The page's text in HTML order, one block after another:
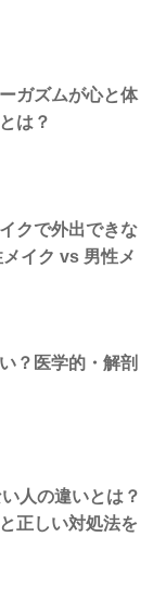
ガズムが心と体
は？
クで外出できな
イク vs 男性メ
？医学的・解剖
人の違いとは？
正しい対処法を